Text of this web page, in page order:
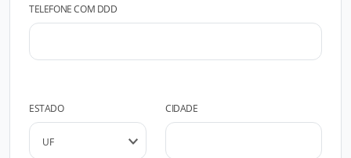
TELEFONE COM DDD
ESTADO CIDADE